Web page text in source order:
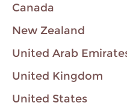
Canada
New Zealand
United Arab
United Kingdom
United States